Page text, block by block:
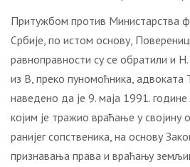
Притужбом против Министарства
Србије, по истом основу,
равноправности су се обратили и
из В, преко пуномоћника, адвоката
наведено да је 9. маја 1991.
којим је тражио враћање у
ранијег сопственика, на основу
признавања права и враћању